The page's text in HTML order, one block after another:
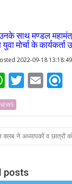
साथ मण्डल
मोर्चा के कार्यकर्ता
2022-09-18
W
h
at
s
A
p
T
itt
er
E
ai
l
i
n
d
क्लब ने अध्यापकों व छात्रों
posts